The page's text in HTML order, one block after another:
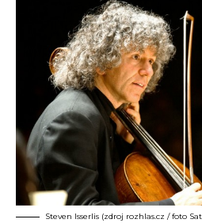
Steven Isserlis (zdroj rozhlas.cz / foto